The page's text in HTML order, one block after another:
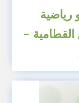
رياضية
-